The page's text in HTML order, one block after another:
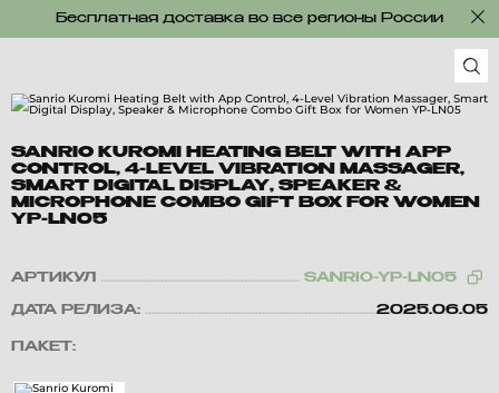
Бесплатная доставка во все регионы России
SANRIO KUROMI HEATING BELT WITH APP
CONTROL, 4-LEVEL VIBRATION MASSAGER,
SMART DIGITAL DISPLAY, SPEAKER &
MICROPHONE COMBO GIFT BOX FOR WOMEN
YP-LN05
АРТИКУЛ SANRIO-YP-LN05
ДАТА РЕЛИЗА: 2025.06.05
ПАКЕТ: